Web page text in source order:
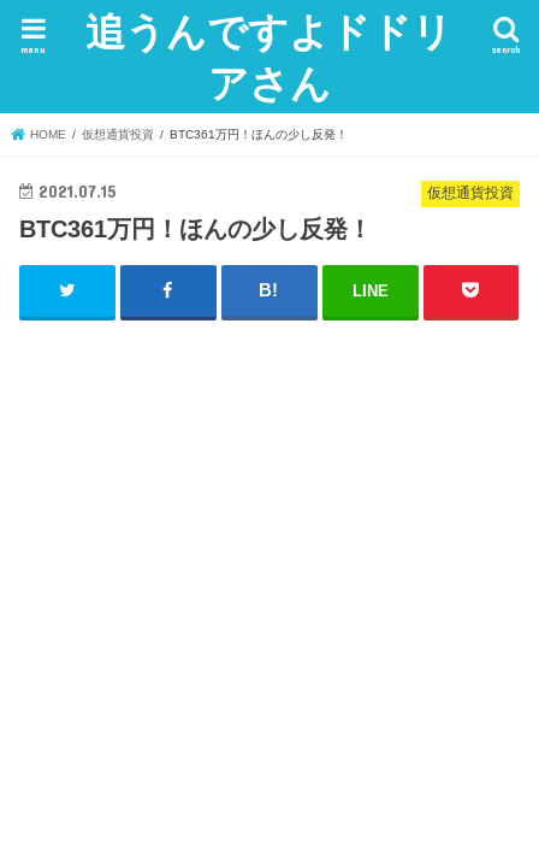
追うんですよドドリ
アさん
search
menu
HOME 仮想通貨投資 BTC361万円！ほんの少し反発！
仮想通貨投資
2021.07.15
BTC361万円！ほんの少し反発！
LINE